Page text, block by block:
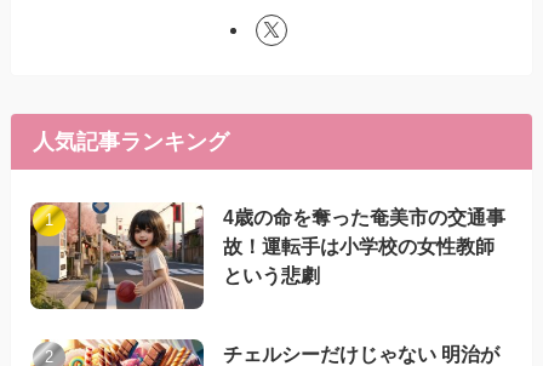
人気記事ランキング
4歳の命を奪った奄美市の交通事
故！運転手は小学校の女性教師
という悲劇
チェルシーだけじゃない 明治が